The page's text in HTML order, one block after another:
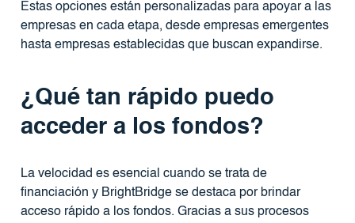
Estas opciones están personalizadas para apoyar a las
empresas en cada etapa, desde empresas emergentes
hasta empresas establecidas que buscan expandirse.
¿Qué tan rápido puedo
acceder a los fondos?
La velocidad es esencial cuando se trata de
financiación y BrightBridge se destaca por brindar
acceso rápido a los fondos. Gracias a sus procesos